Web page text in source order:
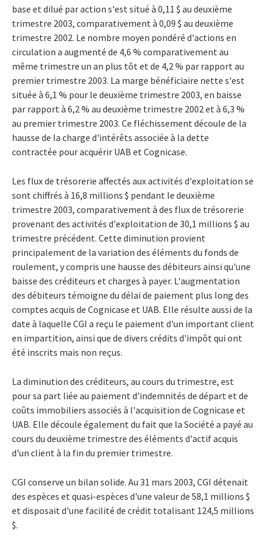
base et dilué par action s'est situé à 0,11 $ au deuxième
trimestre 2003, comparativement à 0,09 $ au deuxième
trimestre 2002. Le nombre moyen pondéré d'actions en
circulation a augmenté de 4,6 % comparativement au
même trimestre un an plus tôt et de 4,2 % par rapport au
premier trimestre 2003. La marge bénéficiaire nette s'est
située à 6,1 % pour le deuxième trimestre 2003, en baisse
par rapport à 6,2 % au deuxième trimestre 2002 et à 6,3 %
au premier trimestre 2003. Ce fléchissement découle de la
hausse de la charge d'intérêts associée à la dette
contractée pour acquérir UAB et Cognicase.
Les flux de trésorerie affectés aux activités d'exploitation se
sont chiffrés à 16,8 millions $ pendant le deuxième
trimestre 2003, comparativement à des flux de trésorerie
provenant des activités d'exploitation de 30,1 millions $ au
trimestre précédent. Cette diminution provient
principalement de la variation des éléments du fonds de
roulement, y compris une hausse des débiteurs ainsi qu'une
baisse des créditeurs et charges à payer. L'augmentation
des débiteurs témoigne du délai de paiement plus long des
comptes acquis de Cognicase et UAB. Elle résulte aussi de la
date à laquelle CGI a reçu le paiement d'un important client
en impartition, ainsi que de divers crédits d'impôt qui ont
été inscrits mais non reçus.
La diminution des créditeurs, au cours du trimestre, est
pour sa part liée au paiement d'indemnités de départ et de
coûts immobiliers associés à l'acquisition de Cognicase et
UAB. Elle découle également du fait que la Société a payé au
cours du deuxième trimestre des éléments d'actif acquis
d'un client à la fin du premier trimestre.
CGI conserve un bilan solide. Au 31 mars 2003, CGI détenait
des espèces et quasi-espèces d'une valeur de 58,1 millions $
et disposait d'une facilité de crédit totalisant 124,5 millions
$.